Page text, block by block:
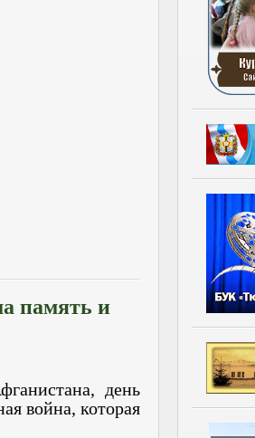
память и
день
война, которая